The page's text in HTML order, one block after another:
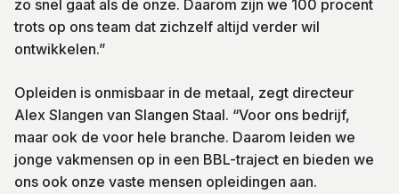
zo snel gaat als de onze. Daarom zijn we 100 procent
trots op ons team dat zichzelf altijd verder wil
ontwikkelen.”
Opleiden is onmisbaar in de metaal, zegt directeur
Alex Slangen van Slangen Staal. “Voor ons bedrijf,
maar ook de voor hele branche. Daarom leiden we
jonge vakmensen op in een BBL-traject en bieden we
ons ook onze vaste mensen opleidingen aan.